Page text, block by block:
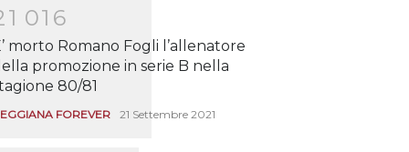
1 01 6
morto Romano Fogli l’allenatore
promozione in serie B nella
80/81
FOREVER 21 Settembre 2021